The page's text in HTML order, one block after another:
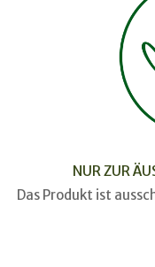
NUR ZUR
Das Produkt ist